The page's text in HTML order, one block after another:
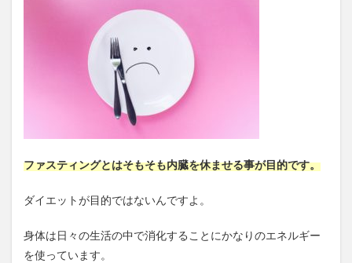
ファスティングとはそもそも内臓を休ませる事が目的です。
ダイエットが目的ではないんですよ。
身体は日々の生活の中で消化することにかなりのエネルギー
を使っています。